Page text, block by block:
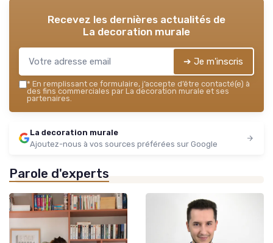
Recevez les dernières actualités de
La decoration murale
➔ Je m'inscris
* En remplissant ce formulaire, j’accepte d’être contacté(e) à
des fins commerciales par La decoration murale et ses
partenaires.
La decoration murale
Ajoutez-nous à vos sources préférées sur Google
Parole d'experts